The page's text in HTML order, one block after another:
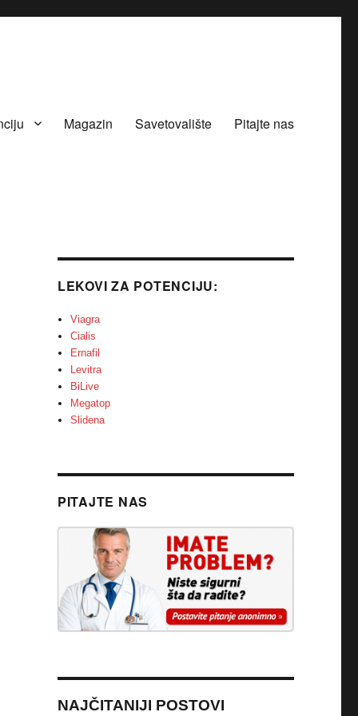
Magazin Savetovalište Pitajte nas
LEKOVI ZA POTENCIJU:
Viagra
Cialis
Ernafil
Levitra
BiLive
Megatop
Slidena
PITAJTE NAS
NAJČITANIJI POSTOVI